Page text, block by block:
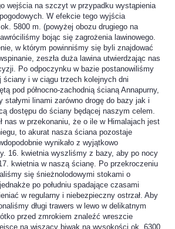
wejścia na szczyt w przypadku wystąpienia
W efekcie tego wyjścia
5800 m. (powyżej obozu drugiego na
bojąc się zagrożenia lawinowego.
w którym powinniśmy się byli znajdować
zeszła duża lawina utwierdzając nas
Po odpoczynku w bazie postanowiliśmy
ściany i w ciągu trzech kolejnych dni
pod północno-zachodnią ścianą Annapurny,
linami zarówno drogę do bazy jak i
dostępu do ściany będącej naszym celem.
nas w przekonaniu, że o ile w Himalajach jest
to akurat nasza ściana pozostaje
wynikało z wyjątkowo
16. kwietnia wyszliśmy z bazy, aby po nocy
kwietnia w naszą ścianę. Po przekroczeniu
się śnieżnolodowymi stokami o
po południu spadające czasami
w regularny i niebezpieczny ostrzał. Aby
długi trawers w lewo w delikatnym
przed zmrokiem znaleźć wreszcie
na wiszący biwak na wysokości ok. 6300